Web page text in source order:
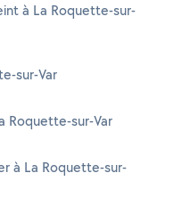
à La Roquette-sur-
sur-Var
Roquette-sur-Var
à La Roquette-sur-